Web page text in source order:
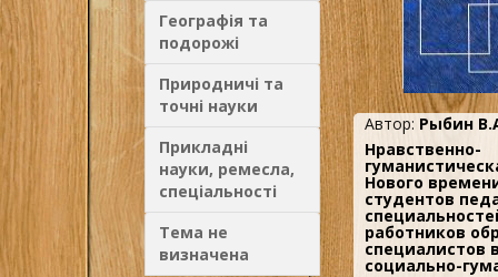
Географія та
подорожі
Природничі та
точні науки
Прикладні
науки, ремесла,
спеціальності
Тема не
визначена
безлично,
осуществлением
насилие. Книга
историкам,
политологам...
Автор: Рыбин
Нравственно-
Нового
студентов
работников
специалистов
социально-